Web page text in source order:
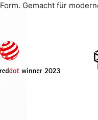
Form. Gemacht für